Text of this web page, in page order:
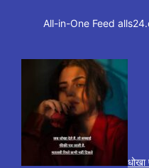
All-in-One Feed